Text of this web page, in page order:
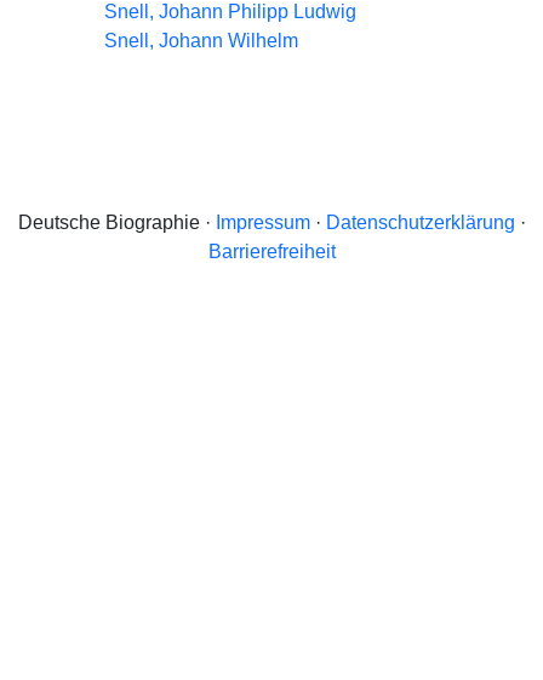
Snell, Johann Philipp Ludwig
Snell, Johann Wilhelm
Deutsche Biographie · Impressum· Datenschutzerklärung ·
Barrierefreiheit